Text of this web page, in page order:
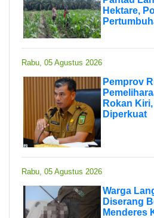
Hektare,
Rabu, 05 Agustus 2026
Pemprov
Rokan
Diperkuat
Rabu, 05 Agustus 2026
Warga
Diserang
Menderes